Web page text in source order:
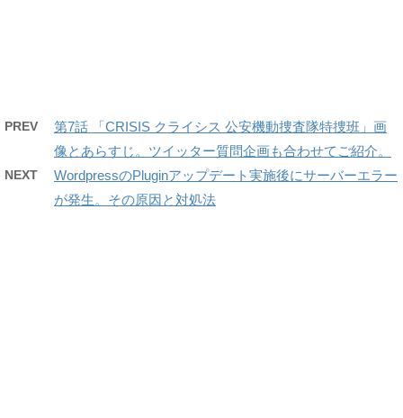
PREV
第7話 「CRISIS クライシス 公安機動捜査隊特捜班」画
像とあらすじ。ツイッター質問企画も合わせてご紹介。
NEXT
WordpressのPluginアップデート実施後にサーバーエラー
が発生。その原因と対処法